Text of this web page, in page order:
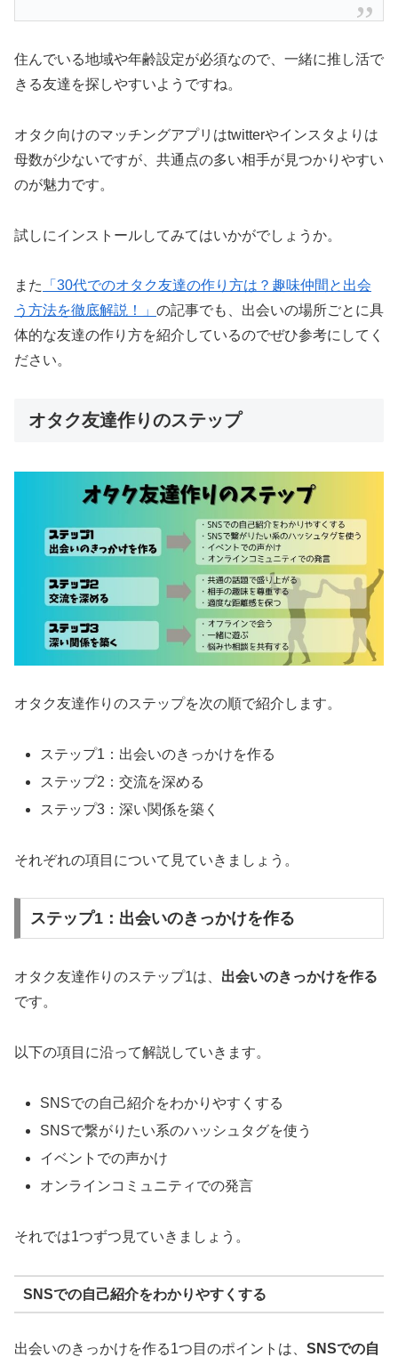
住んでいる地域や年齢設定が必須なので、一緒に推し活で
きる友達を探しやすいようですね。
オタク向けのマッチングアプリはtwitterやインスタよりは
母数が少ないですが、共通点の多い相手が見つかりやすい
のが魅力です。
試しにインストールしてみてはいかがでしょうか。
また
「30代でのオタク友達の作り方は？趣味仲間と出会
う方法を徹底解説！」 の記事でも、出会いの場所ごとに具
体的な友達の作り方を紹介しているのでぜひ参考にしてく
ださい。
オタク友達作りのステップ
オタク友達作りのステップを次の順で紹介します。
ステップ1：出会いのきっかけを作る
ステップ2：交流を深める
ステップ3：深い関係を築く
それぞれの項目について見ていきましょう。
ステップ1：出会いのきっかけを作る
オタク友達作りのステップ1は、 出会いのきっかけを作る
です。
以下の項目に沿って解説していきます。
SNSでの自己紹介をわかりやすくする
SNSで繋がりたい系のハッシュタグを使う
イベントでの声かけ
オンラインコミュニティでの発言
それでは1つずつ見ていきましょう。
SNSでの自己紹介をわかりやすくする
出会いのきっかけを作る1つ目のポイントは、 SNSでの自